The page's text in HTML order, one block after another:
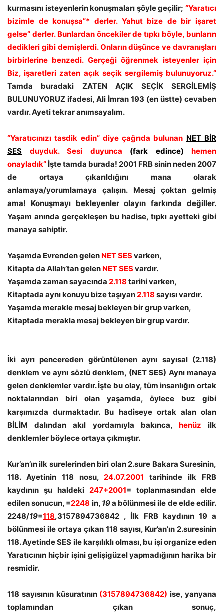
kurmasını isteyenlerin konuşmaları şöyle geçilir; “Yaratıcı
bizimle de konuşsa”* derler. Yahut bize de bir işaret
gelse” derler. Bunlardan öncekiler de tıpkı böyle, bunların
dedikleri gibi demişlerdi. Onların düşünce ve davranışları
birbirlerine benzedi. Gerçeği öğrenmek isteyenler için
Biz, işaretleri zaten açık seçik sergilemiş bulunuyoruz.”
Tamda buradaki ZATEN AÇIK SEÇİK SERGİLEMİŞ
BULUNUYORUZ ifadesi, Ali İmran 193 (en üstte) cevaben
vardır. Ayeti tekrar anımsayalım.
“Yaratıcınızı tasdik edin” diye çağrıda bulunan NET BİR
SES duyduk. Sesi duyunca (fark edince) hemen
onayladık” İşte tamda burada! 2001 FRB sinin neden 2007
de ortaya çıkarıldığını mana olarak
anlamaya/yorumlamaya çalışın. Mesaj çoktan gelmiş
ama! Konuşmayı bekleyenler olayın farkında değiller.
Yaşam anında gerçekleşen bu hadise, tıpkı ayetteki gibi
manaya sahiptir.
Yaşamda Evrenden gelen NET SESvarken,
Kitapta da Allah’tan gelen NET SESvardır.
Yaşamda zaman sayacında 2.118 tarihi varken,
Kitaptada aynı konuyu bize taşıyan 2.118 sayısı vardır.
Yaşamda merakle mesaj bekleyen bir grup varken,
Kitaptada merakla mesaj bekleyen bir grup vardır.
İki ayrı pencereden görüntülenen aynı sayısal (2.118)
denklem ve aynı sözlü denklem, (NET SES) Aynı manaya
gelen denklemler vardır. İşte bu olay, tüm insanlığın ortak
noktalarından biri olan yaşamda, öylece buz gibi
karşımızda durmaktadır. Bu hadiseye ortak alan olan
BİLİM dalından akıl yordamıyla bakınca, henüz ilk
denklemler böylece ortaya çıkmıştır.
Kur’an’ın ilk surelerinden biri olan 2.sure Bakara Suresinin,
118. Ayetinin 118 nosu, 24.07.2001 tarihinde ilk FRB
kaydının şu haldeki 247+2001= toplanmasından elde
edilen sonucun, =2248 in, 19a bölünmesi ile de elde edilir.
2248/19=118,3157894736842 , İlk FRB kaydının 19 a
bölünmesi ile ortaya çıkan 118 sayısı, Kur’an’ın 2.suresinin
118. Ayetinde SES ile karşılıklı olması, bu işi organize eden
Yaratıcının hiçbir işini gelişigüzel yapmadığının harika bir
resmidir.
118 sayısının küsuratının (3157894736842) ise, yanyana
toplamından çıkan sonuç,